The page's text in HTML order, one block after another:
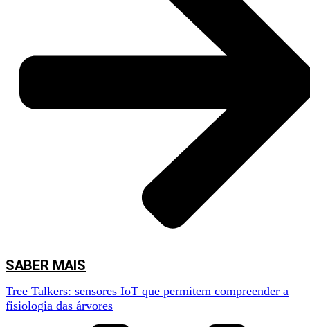
pragas. Ao longo da manhã, os participantes tiveram oportunidade de
assistir à apresentação da iCountPests e de acompanhar uma demonstração
SABER MAIS
Tree Talkers: sensores IoT que permitem compreender a
fisiologia das árvores